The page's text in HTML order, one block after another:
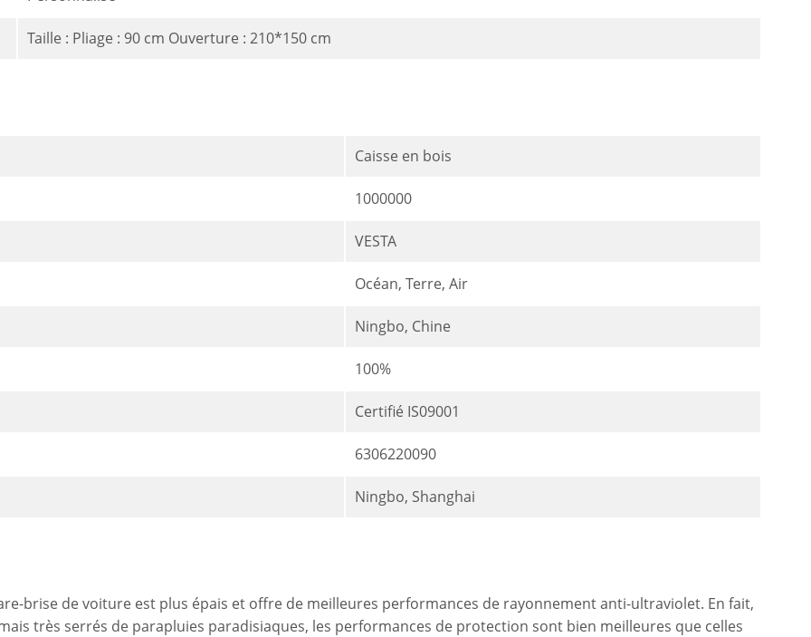
Taille : Pliage : 90 cm Ouverture : 210*150 cm
Caisse en bois
1000000
VESTA
Océan, Terre, Air
Ningbo, Chine
100%
Certifié IS09001
6306220090
Ningbo, Shanghai
brise de voiture est plus épais et offre de meilleures performances de rayonnement anti-ultraviolet. En fait,
très serrés de parapluies paradisiaques, les performances de protection sont bien meilleures que celles